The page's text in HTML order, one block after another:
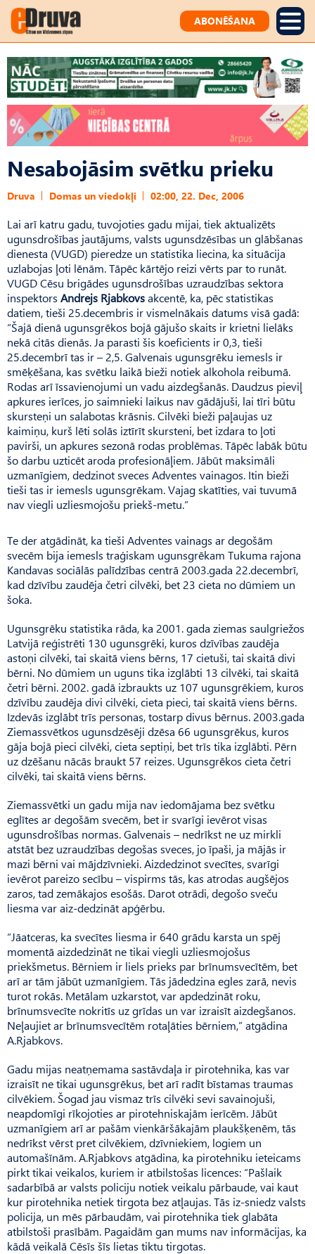
ABONĒŠANA
Nesabojāsim svētku prieku
Druva Domas un viedokļi 02:00, 22. Dec, 2006
Lai arī katru gadu, tuvojoties gadu mijai, tiek aktualizēts
ugunsdrošības jautājums, valsts ugunsdzēsības un glābšanas
dienesta (VUGD) pieredze un statistika liecina, ka situācija
uzlabojas ļoti lēnām. Tāpēc kārtējo reizi vērts par to runāt.
VUGD Cēsu brigādes ugunsdrošības uzraudzības sektora
inspektors Andrejs Rjabkovsakcentē, ka, pēc statistikas
datiem, tieši 25.decembris ir vismelnākais datums visā gadā:
“Šajā dienā ugunsgrēkos bojā gājušo skaits ir krietni lielāks
nekā citās dienās. Ja parasti šis koeficients ir 0,3, tieši
25.decembrī tas ir – 2,5. Galvenais ugunsgrēku iemesls ir
smēķēšana, kas svētku laikā bieži notiek alkohola reibumā.
Rodas arī īssavienojumi un vadu aizdegšanās. Daudzus pieviļ
apkures ierīces, jo saimnieki laikus nav gādājuši, lai tīri būtu
skursteņi un salabotas krāsnis. Cilvēki bieži paļaujas uz
kaimiņu, kurš lēti solās iztīrīt skursteni, bet izdara to ļoti
pavirši, un apkures sezonā rodas problēmas. Tāpēc labāk būtu
šo darbu uzticēt aroda profesionāļiem. Jābūt maksimāli
uzmanīgiem, dedzinot sveces Adventes vainagos. Itin bieži
tieši tas ir iemesls ugunsgrēkam. Vajag skatīties, vai tuvumā
nav viegli uzliesmojošu priekš-metu.”
Te der atgādināt, ka tieši Adventes vainags ar degošām
svecēm bija iemesls traģiskam ugunsgrēkam Tukuma rajona
Kandavas sociālās palīdzības centrā 2003.gada 22.decembrī,
kad dzīvību zaudēja četri cilvēki, bet 23 cieta no dūmiem un
šoka.
Ugunsgrēku statistika rāda, ka 2001. gada ziemas saulgriežos
Latvijā reģistrēti 130 ugunsgrēki, kuros dzīvības zaudēja
astoņi cilvēki, tai skaitā viens bērns, 17 cietuši, tai skaitā divi
bērni. No dūmiem un uguns tika izglābti 13 cilvēki, tai skaitā
četri bērni. 2002. gadā izbraukts uz 107 ugunsgrēkiem, kuros
dzīvību zaudēja divi cilvēki, cieta pieci, tai skaitā viens bērns.
Izdevās izglābt trīs personas, tostarp divus bērnus. 2003.gada
Ziemassvētkos ugunsdzēsēji dzēsa 66 ugunsgrēkus, kuros
gāja bojā pieci cilvēki, cieta septiņi, bet trīs tika izglābti. Pērn
uz dzēšanu nācās braukt 57 reizes. Ugunsgrēkos cieta četri
cilvēki, tai skaitā viens bērns.
Ziemassvētki un gadu mija nav iedomājama bez svētku
eglītes ar degošām svecēm, bet ir svarīgi ievērot visas
ugunsdrošības normas. Galvenais – nedrīkst ne uz mirkli
atstāt bez uzraudzības degošas sveces, jo īpaši, ja mājās ir
mazi bērni vai mājdzīvnieki. Aizdedzinot svecītes, svarīgi
ievērot pareizo secību – vispirms tās, kas atrodas augšējos
zaros, tad zemākajos esošās. Darot otrādi, degošo sveču
liesma var aiz-dedzināt apģērbu.
“Jāatceras, ka svecītes liesma ir 640 grādu karsta un spēj
momentā aizdedzināt ne tikai viegli uzliesmojošus
priekšmetus. Bērniem ir liels prieks par brīnumsvecītēm, bet
arī ar tām jābūt uzmanīgiem. Tās jādedzina egles zarā, nevis
turot rokās. Metālam uzkarstot, var apdedzināt roku,
brīnumsvecīte nokritīs uz grīdas un var izraisīt aizdegšanos.
Neļaujiet ar brīnumsvecītēm rotaļāties bērniem,” atgādina
A.Rjabkovs.
Gadu mijas neatņemama sastāvdaļa ir pirotehnika, kas var
izraisīt ne tikai ugunsgrēkus, bet arī radīt bīstamas traumas
cilvēkiem. Šogad jau vismaz trīs cilvēki sevi savainojuši,
neapdomīgi rīkojoties ar pirotehniskajām ierīcēm. Jābūt
uzmanīgiem arī ar pašām vienkāršākajām plaukšķenēm, tās
nedrīkst vērst pret cilvēkiem, dzīvniekiem, logiem un
automašīnām. A.Rjabkovs atgādina, ka pirotehniku ieteicams
pirkt tikai veikalos, kuriem ir atbilstošas licences: “Pašlaik
sadarbībā ar valsts policiju notiek veikalu pārbaude, vai kaut
kur pirotehnika netiek tirgota bez atļaujas. Tās iz-sniedz valsts
policija, un mēs pārbaudām, vai pirotehnika tiek glabāta
atbilstoši prasībām. Pagaidām gan mums nav informācijas, ka
kādā veikalā Cēsīs šīs lietas tiktu tirgotas.